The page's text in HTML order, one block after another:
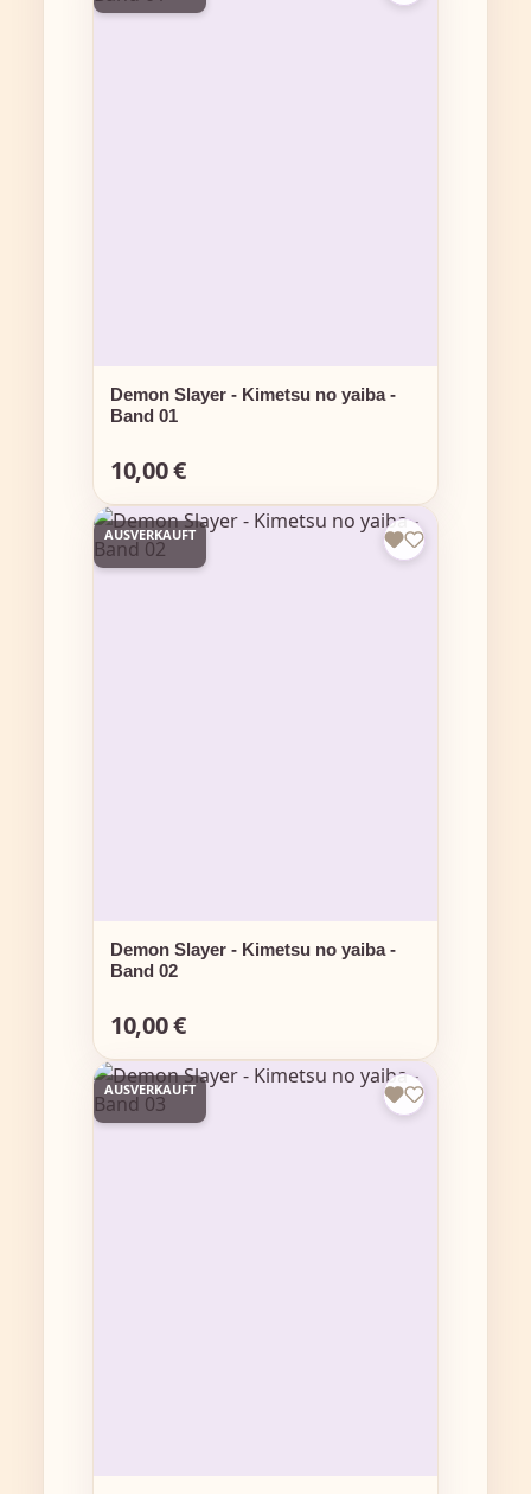
Demon Slayer - Kimetsu no yaiba -
Band 01
Regulärer Preis:
10,00 €
AUSVERKAUFT
Demon Slayer - Kimetsu no yaiba -
Band 02
Regulärer Preis:
10,00 €
AUSVERKAUFT